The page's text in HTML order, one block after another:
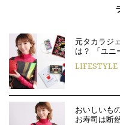
元タカラジ
は？ 「ユニ
LIFESTYLE
おいしいも
お寿司は断